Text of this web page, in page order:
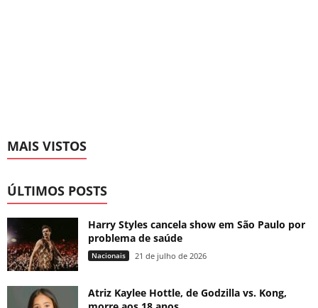
MAIS VISTOS
ÚLTIMOS POSTS
Harry Styles cancela show em São Paulo por
problema de saúde
Nacionais 21 de julho de 2026
Atriz Kaylee Hottle, de Godzilla vs. Kong,